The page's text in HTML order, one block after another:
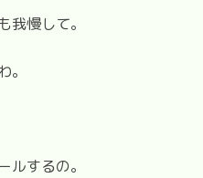
我慢して。
。
ルするの。